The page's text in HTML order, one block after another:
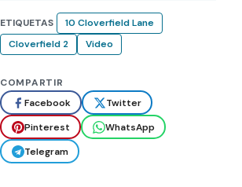
ETIQUETAS
10 Cloverfield Lane
Cloverfield 2
Video
COMPARTIR
Facebook
Twitter
Pinterest
WhatsApp
Telegram